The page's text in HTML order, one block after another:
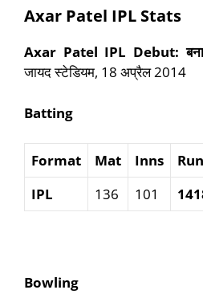
Axar Patel IPL Stats
Axar Patel IPL Debut:
जायद स्टेडियम, 18 अप्रैल 2014
Batting
Format Mat Inns
IPL
136 101
Bowling